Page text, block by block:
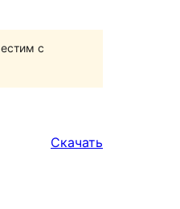
с
Скачать